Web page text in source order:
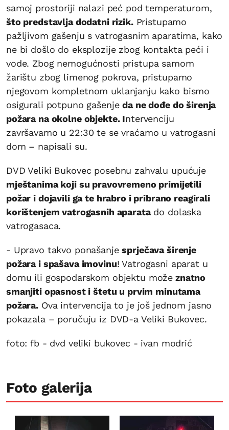
samoj prostoriji nalazi peć pod temperaturom,
što predstavlja dodatni rizik.Pristupamo
pažljivom gašenju s vatrogasnim aparatima, kako
ne bi došlo do eksplozije zbog kontakta peći i
vode. Zbog nemogućnosti pristupa samom
žarištu zbog limenog pokrova, pristupamo
njegovom kompletnom uklanjanju kako bismo
osigurali potpuno gašenjeda ne dođe do širenja
požara na okolne objekte. Intervenciju
završavamo u 22:30 te se vraćamo u vatrogasni
dom – napisali su.
DVD Veliki Bukovec posebnu zahvalu upućuje
mještanima koji su pravovremeno primijetili
požar i dojavili ga te hrabro i pribrano reagirali
korištenjem vatrogasnih aparatado dolaska
vatrogasaca.
- Upravo takvo ponašanjesprječava širenje
požara i spašava imovinu! Vatrogasni aparat u
domu ili gospodarskom objektu može znatno
smanjiti opasnost i štetu u prvim minutama
požara. Ova intervencija to je još jednom jasno
pokazala – poručuju iz DVD-a Veliki Bukovec.
foto: fb - dvd veliki bukovec - ivan modrić
Foto galerija